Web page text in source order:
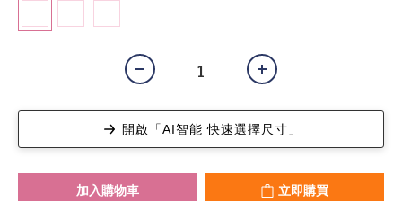
開啟「AI智能 快速選擇尺寸」
加入購物車 立即購買